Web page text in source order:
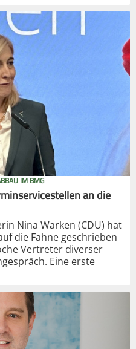
IM BMG
an die
Nina Warken (CDU) hat
die Fahne geschrieben
Vertreter diverser
Eine erste